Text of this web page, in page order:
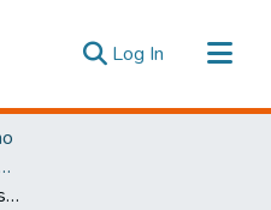
Log In (current)
y Litigación Oral
Valoración de la prueba testimonial: Interrogatorio, contrainterrogatorio